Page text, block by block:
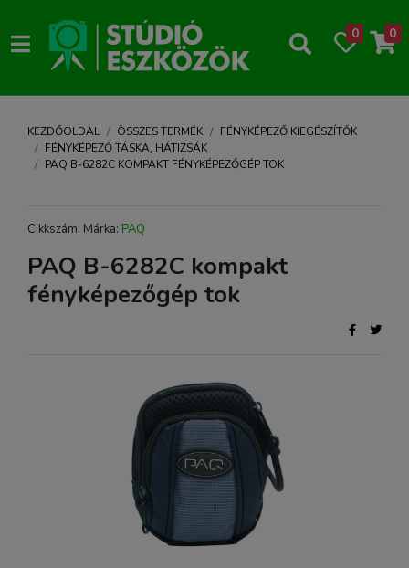
0 0
KEZDŐOLDAL ÖSSZES TERMÉK
FÉNYKÉPEZŐ KIEGÉSZÍTŐK
FÉNYKÉPEZŐ TÁSKA, HÁTIZSÁK
PAQ B-6282C KOMPAKT FÉNYKÉPEZŐGÉP TOK
Cikkszám: Márka: PAQ
PAQ B-6282C kompakt
fényképezőgép tok